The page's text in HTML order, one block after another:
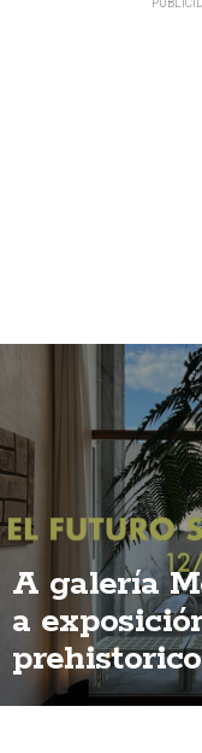
A galería
a
vermú